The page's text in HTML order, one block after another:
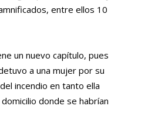
entre ellos 10
un nuevo capítulo, pues
a una mujer por su
incendio en tanto ella
donde se habrían